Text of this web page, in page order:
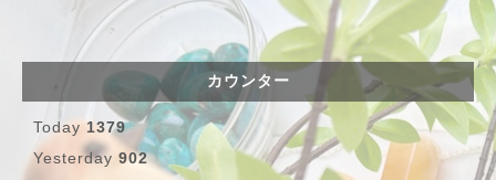
カウンター
Today 1379
Yesterday 902